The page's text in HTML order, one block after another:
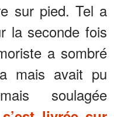
sur pied. Tel a
la seconde fois
a sombré
mais avait pu
soulagée